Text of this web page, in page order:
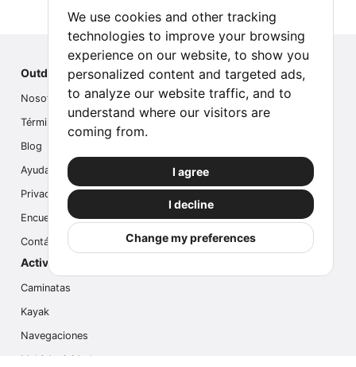
We use cookies and other tracking
technologies to improve your browsing
experience on our website, to show you
personalized content and targeted ads,
to analyze our website traffic, and to
understand where our visitors are
coming from.
I agree
I decline
Change my preferences
Outdoor Index
Nosotros
Términos
Blog
Ayuda
Privacidad
Encuesta
Contáctanos
Actividades populares
Caminatas
Kayak
Navegaciones
Multi Actividades